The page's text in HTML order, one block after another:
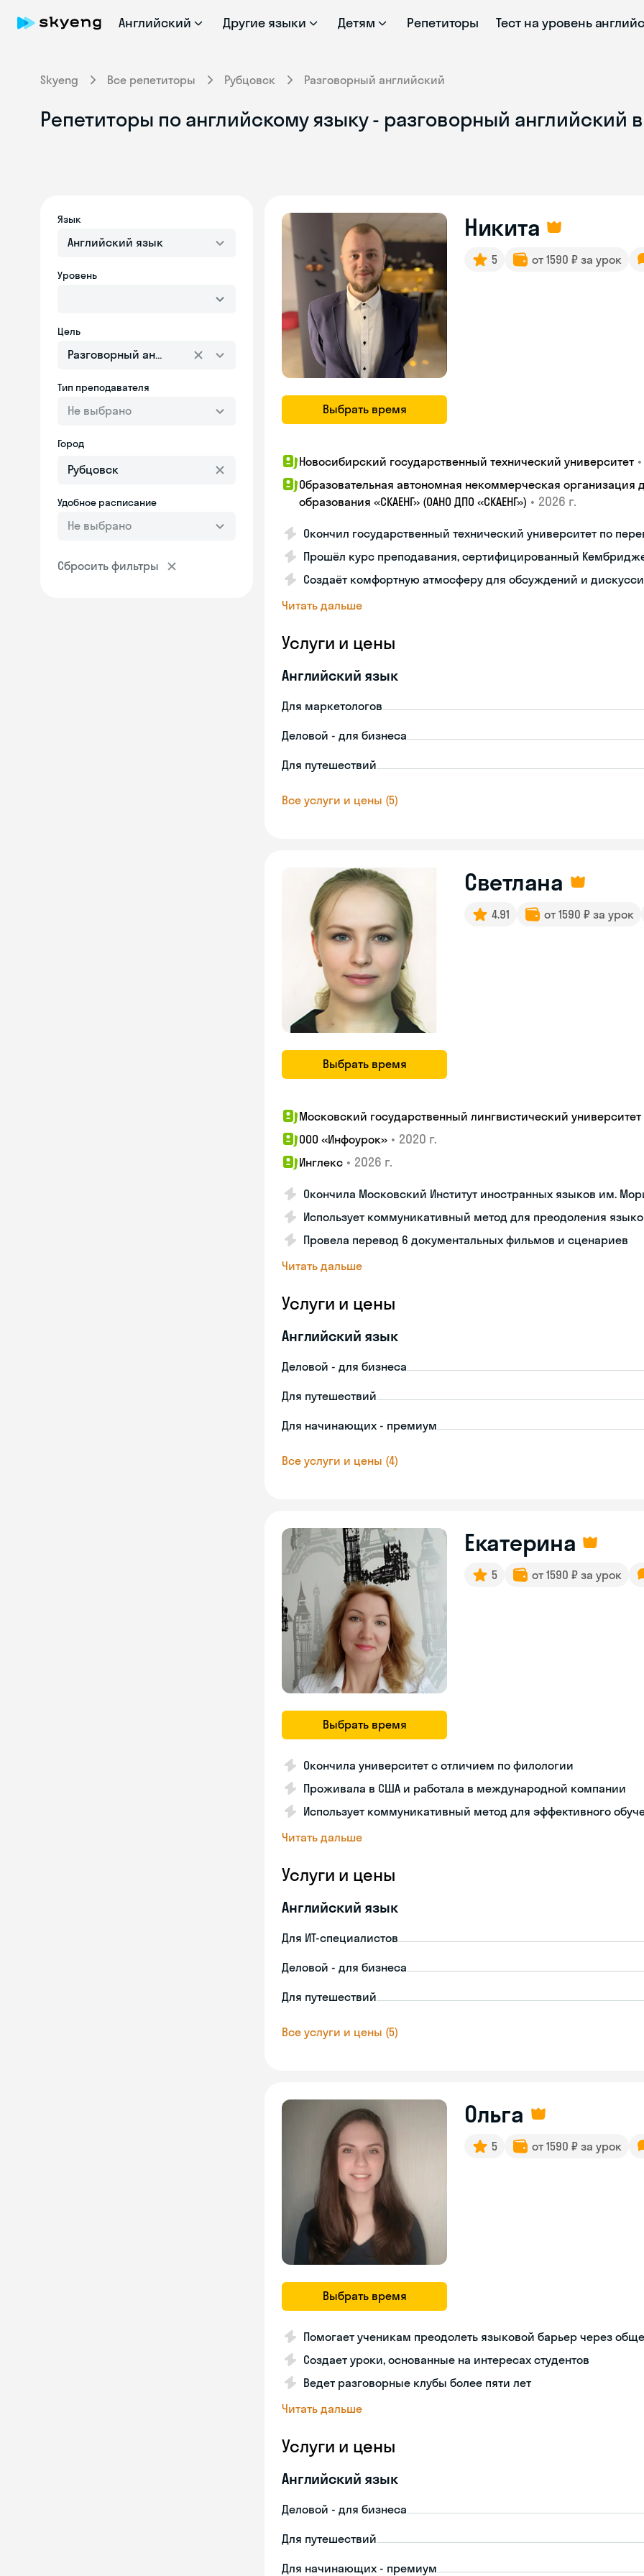
Английский Другие языки Детям Репетиторы Тест на уровень
Skyeng Все репетиторы Рубцовск Разговорный английский
Репетиторы по английскому языку - разговорный английский
Язык
Английский язык
Уровень
Цель
Разговорный английский
Тип преподавателя
Не выбрано
Город
Удобное расписание
Не выбрано
Сбросить фильтры
Выбрать время
Никита
5 от 1590 ₽ за урок
Новосибирский государственный технический университет •
Образовательная автономная некоммерческая организация
образования «СКАЕНГ» (ОАНО ДПО «СКАЕНГ») • 2026 г.
Окончил государственный технический университет по
Прошёл курс преподавания, сертифицированный
Создаёт комфортную атмосферу для обсуждений и
Читать дальше
Услуги и цены
Английский язык
Для маркетологов
Деловой - для бизнеса
Для путешествий
Все услуги и цены (5)
Выбрать время
Светлана
4.91 от 1590 ₽ за урок
Московский государственный лингвистический университет
ООО «Инфоурок» • 2020 г.
Инглекс • 2026 г.
Окончила Московский Институт иностранных языков им.
Использует коммуникативный метод для преодоления
Провела перевод 6 документальных фильмов и сценариев
Читать дальше
Услуги и цены
Английский язык
Деловой - для бизнеса
Для путешествий
Для начинающих - премиум
Все услуги и цены (4)
Выбрать время
Екатерина
5 от 1590 ₽ за урок
Окончила университет с отличием по филологии
Проживала в США и работала в международной компании
Использует коммуникативный метод для эффективного
Читать дальше
Услуги и цены
Английский язык
Для ИТ-специалистов
Деловой - для бизнеса
Для путешествий
Все услуги и цены (5)
Выбрать время
Ольга
5 от 1590 ₽ за урок
Помогает ученикам преодолеть языковой барьер через
Создает уроки, основанные на интересах студентов
Ведет разговорные клубы более пяти лет
Читать дальше
Услуги и цены
Английский язык
Деловой - для бизнеса
Для путешествий
Для начинающих - премиум